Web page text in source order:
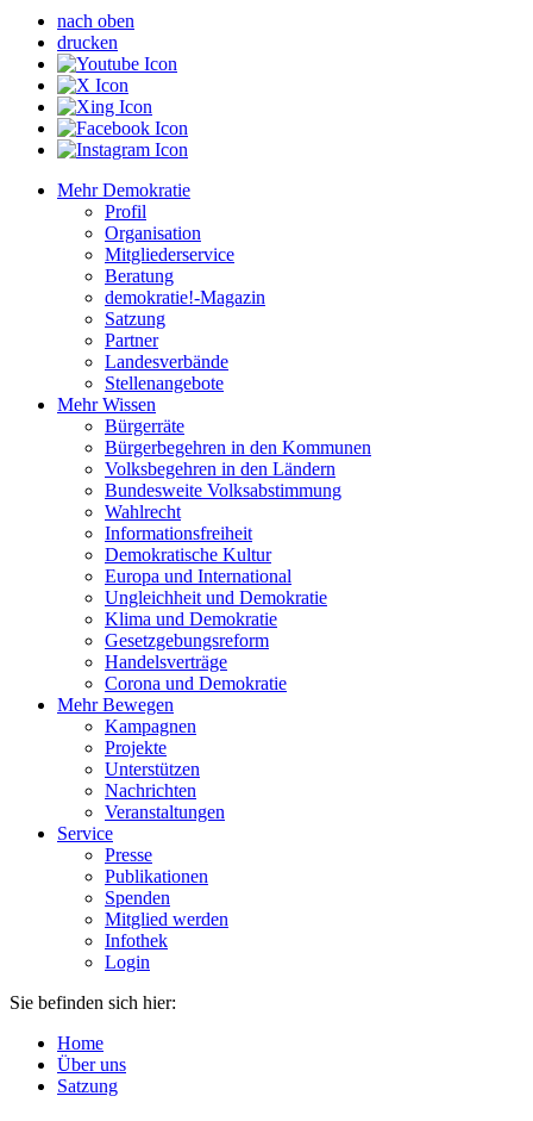
nach oben
drucken
Mehr Demokratie
Profil
Organisation
Mitgliederservice
Beratung
demokratie!-Magazin
Satzung
Partner
Landesverbände
Stellenangebote
Mehr Wissen
Bürgerräte
Bürgerbegehren in den Kommunen
Volksbegehren in den Ländern
Bundesweite Volksabstimmung
Wahlrecht
Informationsfreiheit
Demokratische Kultur
Europa und International
Ungleichheit und Demokratie
Klima und Demokratie
Gesetzgebungsreform
Handelsverträge
Corona und Demokratie
Mehr Bewegen
Kampagnen
Projekte
Unterstützen
Nachrichten
Veranstaltungen
Service
Presse
Publikationen
Spenden
Mitglied werden
Infothek
Login
Sie befinden sich hier:
Home
Über uns
Satzung